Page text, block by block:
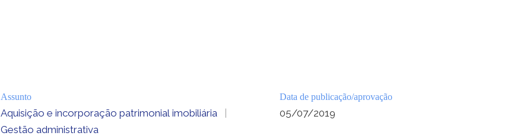
Assunto
Aquisição e incorporação patrimonial imobiliária
|
Gestão administrativa
Data de publicação/aprovação
05/07/2019